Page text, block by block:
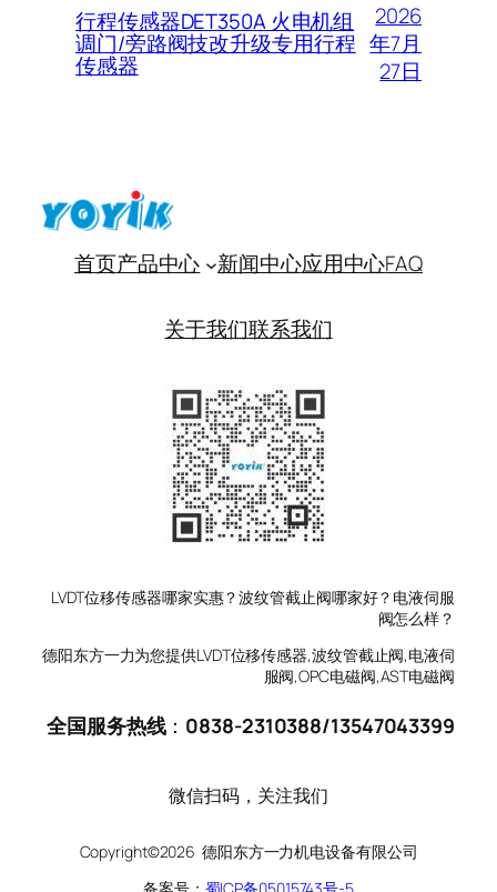
行程传感器DET350A 火电机组
调门/旁路阀技改升级专用行程
传感器
2026
年7月
27日
首页产品中心 新闻中心应用中心FAQ
关于我们联系我们
LVDT位移传感器哪家实惠？波纹管截止阀哪家好？电液伺服
阀怎么样？
德阳东方一力为您提供LVDT位移传感器,波纹管截止阀,电液伺
服阀,OPC电磁阀,AST电磁阀
全国服务热线： 0838-2310388/13547043399
微信扫码，关注我们
Copyright©2026 德阳东方一力机电设备有限公司